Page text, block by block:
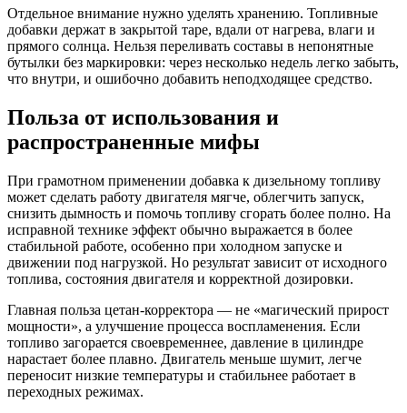
Отдельное внимание нужно уделять хранению. Топливные
добавки держат в закрытой таре, вдали от нагрева, влаги и
прямого солнца. Нельзя переливать составы в непонятные
бутылки без маркировки: через несколько недель легко забыть,
что внутри, и ошибочно добавить неподходящее средство.
Польза от использования и
распространенные мифы
При грамотном применении добавка к дизельному топливу
может сделать работу двигателя мягче, облегчить запуск,
снизить дымность и помочь топливу сгорать более полно. На
исправной технике эффект обычно выражается в более
стабильной работе, особенно при холодном запуске и
движении под нагрузкой. Но результат зависит от исходного
топлива, состояния двигателя и корректной дозировки.
Главная польза цетан-корректора — не «магический прирост
мощности», а улучшение процесса воспламенения. Если
топливо загорается своевременнее, давление в цилиндре
нарастает более плавно. Двигатель меньше шумит, легче
переносит низкие температуры и стабильнее работает в
переходных режимах.